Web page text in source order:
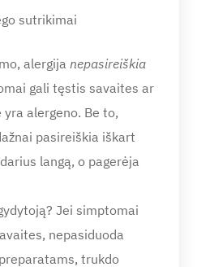
sutrikimai
alergija nepasireiškia
gali tęstis savaites ar
alergeno. Be to,
pasireiškia iškart
langą, o pagerėja
Jei simptomai
nepasiduoda
trukdo